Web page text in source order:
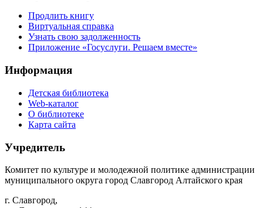
Продлить книгу
Виртуальная справка
Узнать свою задолженность
Приложение «Госуслуги. Решаем вместе»
Информация
Детская библиотека
Web-каталог
О библиотеке
Карта сайта
Учредитель
Комитет по культуре и молодежной политике администрации
муниципального округа город Славгород Алтайского края
г. Славгород,